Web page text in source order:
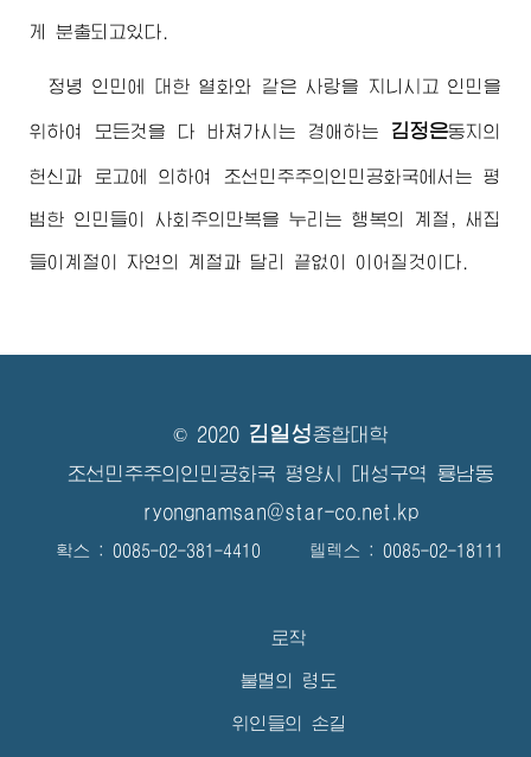
게 분출되고있다.
정녕 인민에 대한 열화와 같은 사랑을 지니시고 인민을
위하여 모든것을 다 바쳐가시는 경애하는 김정은동지 의
헌신과 로고에 의하여 조선민주주의인민공화국에서는 평
범한 인민들이 사회주의만복을 누리는 행복의 계절, 새집
들이계절이 자연의 계절과 달리 끝없이 이어질것이다.
© 2020 김일성종합대학
조선민주주의인민공화국 평양시 대성구역 룡남동
ryongnamsan@star-co.net.kp
확스 : 0085-02-381-4410 텔렉스 : 0085-02-18111
로작
불멸의 령도
위인들의 손길